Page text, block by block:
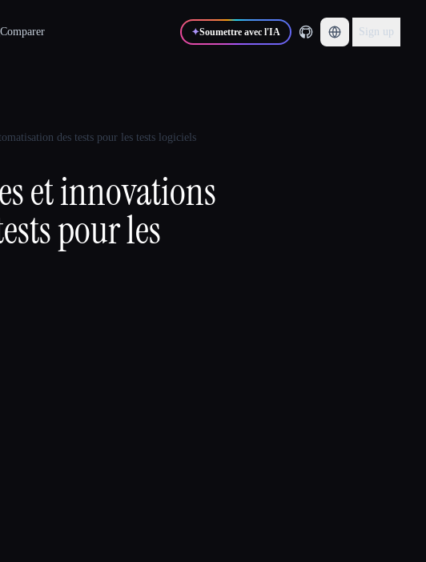
Comparer ✦Soumettre avec l'IA Sign up
des tests pour les tests logiciels
et innovations
pour les